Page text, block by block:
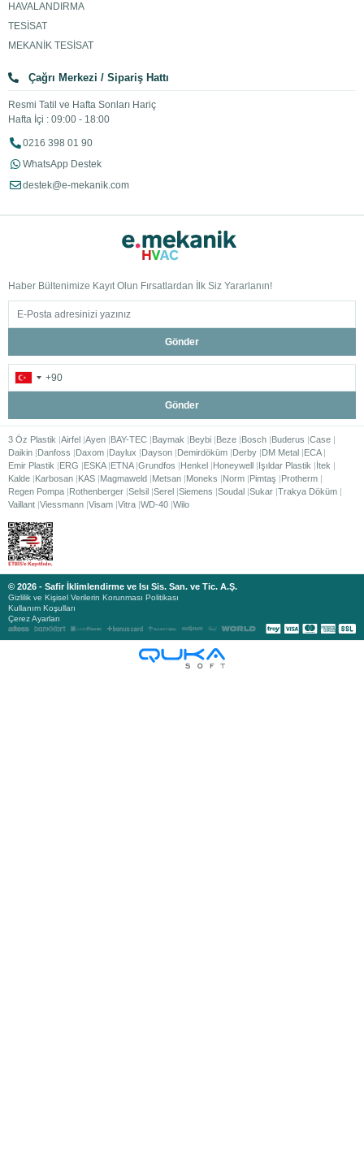
HAVALANDIRMA
TESİSAT
MEKANİK TESİSAT
Çağrı Merkezi / Sipariş Hattı
Resmi Tatil ve Hafta Sonları Hariç
Hafta İçi : 09:00 - 18:00
0216 398 01 90
WhatsApp Destek
destek@e-mekanik.com
Haber Bültenimize Kayıt Olun Fırsatlardan İlk Siz Yararlanın!
Gönder
Gönder
3 Öz Plastik Airfel Ayen BAY-TEC Baymak Beybi Beze Bosch Buderus Case
Daikin Danfoss Daxom Daylux Dayson Demirdöküm Derby DM Metal ECA
Emir Plastik
ERG ESKA ETNA Grundfos Henkel Honeywell Işıldar Plastik
İtek
Kalde Karbosan KAS Magmaweld Metsan Moneks Norm Pimtaş
Protherm
Regen Pompa Rothenberger Selsil Serel Siemens Soudal Sukar Trakya Döküm
Vaillant Viessmann Visam Vitra WD-40 Wilo
© 2026 - Safir İklimlendirme ve Isı Sis. San. ve Tic. A.Ş.
Gizlilik ve Kişisel Verilerin Korunması Politikası
Kullanım Koşulları
Çerez Ayarları